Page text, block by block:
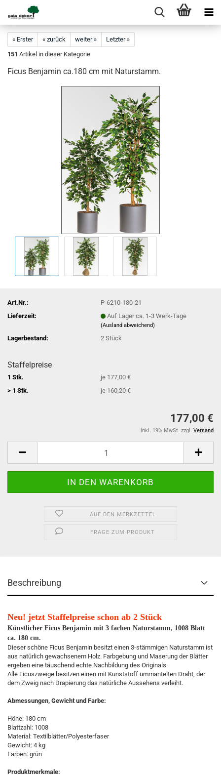
« Erster « zurück weiter »
Letzter »
151 Artikel in dieser Kategorie
Ficus Benjamin ca.180 cm mit Naturstamm.
Art.Nr.:
P-6210-180-21
Lieferzeit:
Auf Lager ca. 1-3 Werk-Tage
(Ausland abweichend)
Lagerbestand: 2Stück
Staffelpreise
1 Stk.
je 177,00 €
> 1 Stk.
je 160,20 €
177,00 €
inkl. 19% MwSt. zzgl. Versand
AUF DEN MERKZETTEL
FRAGE ZUM PRODUKT
Beschreibung
Neu! jetzt Staffelpreise schon ab 2 Stück
Künstlicher Ficus Benjamin mit 3 fachen Naturstamm, 1008 Blatt
ca. 180 cm.
Dieser schöne Ficus Benjamin besitzt einen 3-stämmigen Naturstamm ist
aus natürlich gewachsenem Holz. Farbgebung und Maserung der Blätter
ergeben eine täuschend echte Nachbildung des Originals.
Alle Ficuszweige besitzen einen mit Kunststoff ummantelten Draht, der
dem Zweig nach Drapierung das natürliche Aussehens verleiht.
Abmessungen, Gewicht und Farbe:
Höhe: 180 cm
Blattzahl: 1008
Material: Textilblätter/Polyesterfaser
Gewicht: 4 kg
Farben: grün
Produktmerkmale: